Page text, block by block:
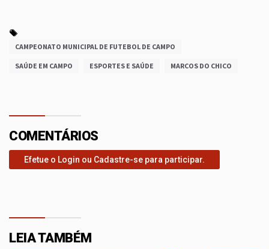
CAMPEONATO MUNICIPAL DE FUTEBOL DE CAMPO
SAÚDE EM CAMPO ESPORTES E SAÚDE MARCOS DO CHICO
COMENTÁRIOS
Efetue o Login ou Cadastre-se para participar.
LEIA TAMBÉM